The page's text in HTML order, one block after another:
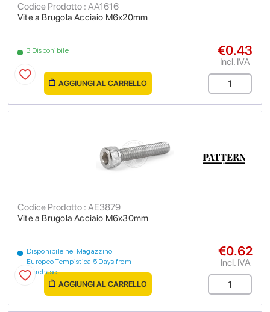
Vite a Brugola Acciaio M6x20mm
Codice Prodotto : AA1616
3 Disponibile €0.43
Incl. IVA
AGGIUNGI AL CARRELLO
Vite a Brugola Acciaio M6x30mm
Codice Prodotto : AE3879
Disponibile nel Magazzino
Europeo Tempistica 5 Days from
purchase
€0.62
Incl. IVA
AGGIUNGI AL CARRELLO